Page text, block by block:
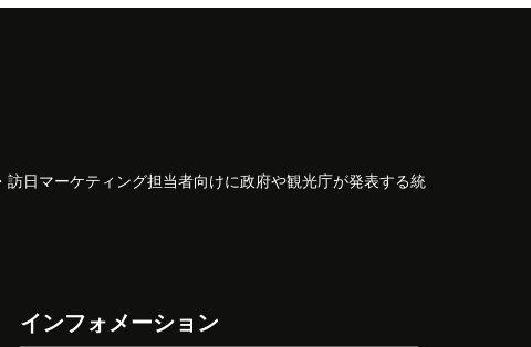
日マーケティング担当者向けに政府や観光庁が発表する統
インフォメーション